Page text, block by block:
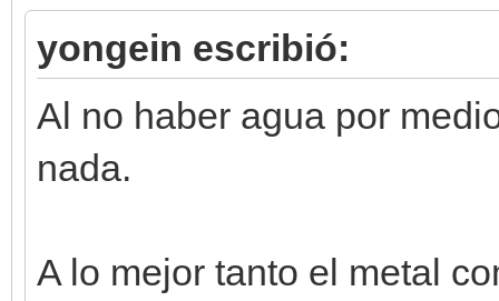
yongein escribió:
Al no haber agua por
nada.
A lo mejor tanto el metal